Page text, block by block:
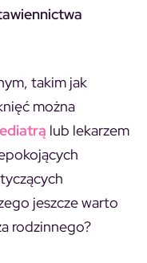
takim jak
można
lub lekarzem
jeszcze warto
rodzinnego?